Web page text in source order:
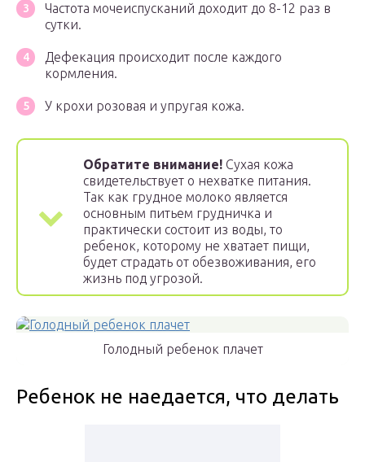
Частота мочеиспусканий доходит до 8-12 раз в
сутки.
Дефекация происходит после каждого
кормления.
У крохи розовая и упругая кожа.
Обратите внимание! Сухая кожа
свидетельствует о нехватке питания.
Так как грудное молоко является
основным питьем грудничка и
практически состоит из воды, то
ребенок, которому не хватает пищи,
будет страдать от обезвоживания, его
жизнь под угрозой.
Голодный ребенок плачет
Ребенок не наедается, что делать